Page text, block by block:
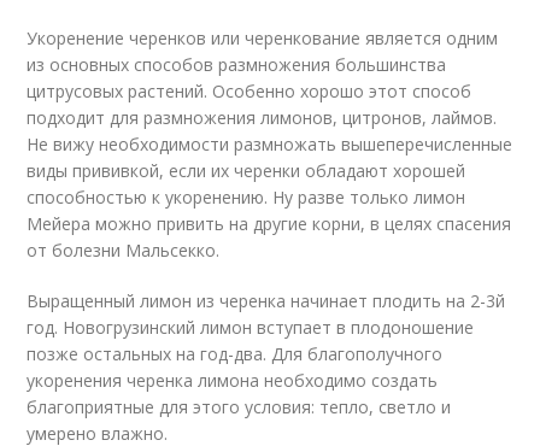
Укоренение черенков или черенкование является одним
из основных способов размножения большинства
цитрусовых растений. Особенно хорошо этот способ
подходит для размножения лимонов, цитронов, лаймов.
Не вижу необходимости размножать вышеперечисленные
виды прививкой, если их черенки обладают хорошей
способностью к укоренению. Ну разве только лимон
Мейера можно привить на другие корни, в целях спасения
от болезни Мальсекко.
Выращенный лимон из черенка начинает плодить на 2-3й
год. Новогрузинский лимон вступает в плодоношение
позже остальных на год-два. Для благополучного
укоренения черенка лимона необходимо создать
благоприятные для этого условия: тепло, светло и
умерено влажно.